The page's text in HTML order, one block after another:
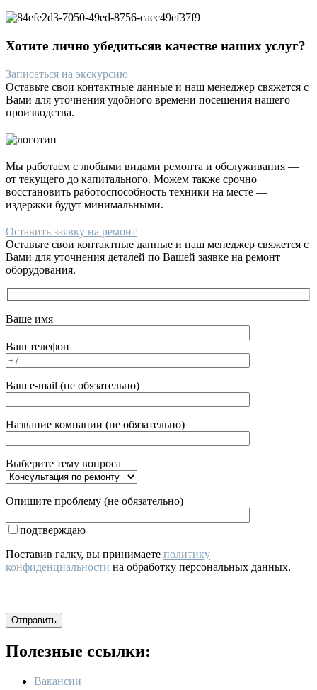
Хотите лично убедитьсяв качестве наших услуг?
Записаться на экскурсию
Оставьте свои контактные данные и наш менеджер свяжется с
Вами для уточнения удобного времени посещения нашего
производства.
Мы работаем с любыми видами ремонта и обслуживания —
от текущего до капитального. Можем также срочно
восстановить работоспособность техники на месте —
издержки будут минимальными.
Оставить заявку на ремонт
Оставьте свои контактные данные и наш менеджер свяжется с
Вами для уточнения деталей по Вашей заявке на ремонт
оборудования.
Ваше имя
Ваш телефон
Ваш e-mail (не обязательно)
Название компании (не обязательно)
Выберите тему вопроса
Опишите проблему (не обязательно)
подтверждаю
Поставив галку, вы принимаете политику
конфиденциальности на обработку персональных данных.
Полезные ссылки:
Вакансии